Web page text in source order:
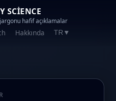
SCIENCE
jargonu hafif açıklamalar
Hakkında TR ▼